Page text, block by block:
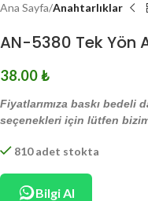
Ana Sayfa Anahtarlıklar
AN-5380 Tek Yön
38.00₺
Fiyatlarımıza baskı bedeli
seçenekleri için lütfen
810 adet stokta
Bilgi Al